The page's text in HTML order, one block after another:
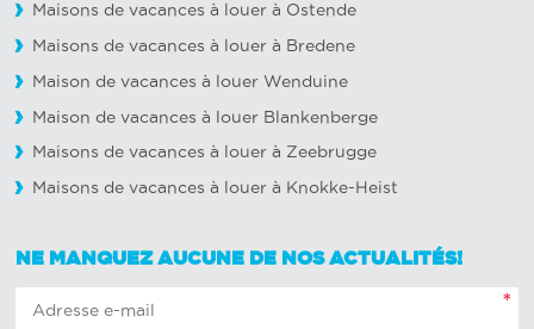
Maisons de vacances à louer à Ostende
Maisons de vacances à louer à Bredene
Maison de vacances à louer Wenduine
Maison de vacances à louer Blankenberge
Maisons de vacances à louer à Zeebrugge
Maisons de vacances à louer à Knokke-Heist
NE MANQUEZ AUCUNE DE NOS ACTUALITÉS!
*